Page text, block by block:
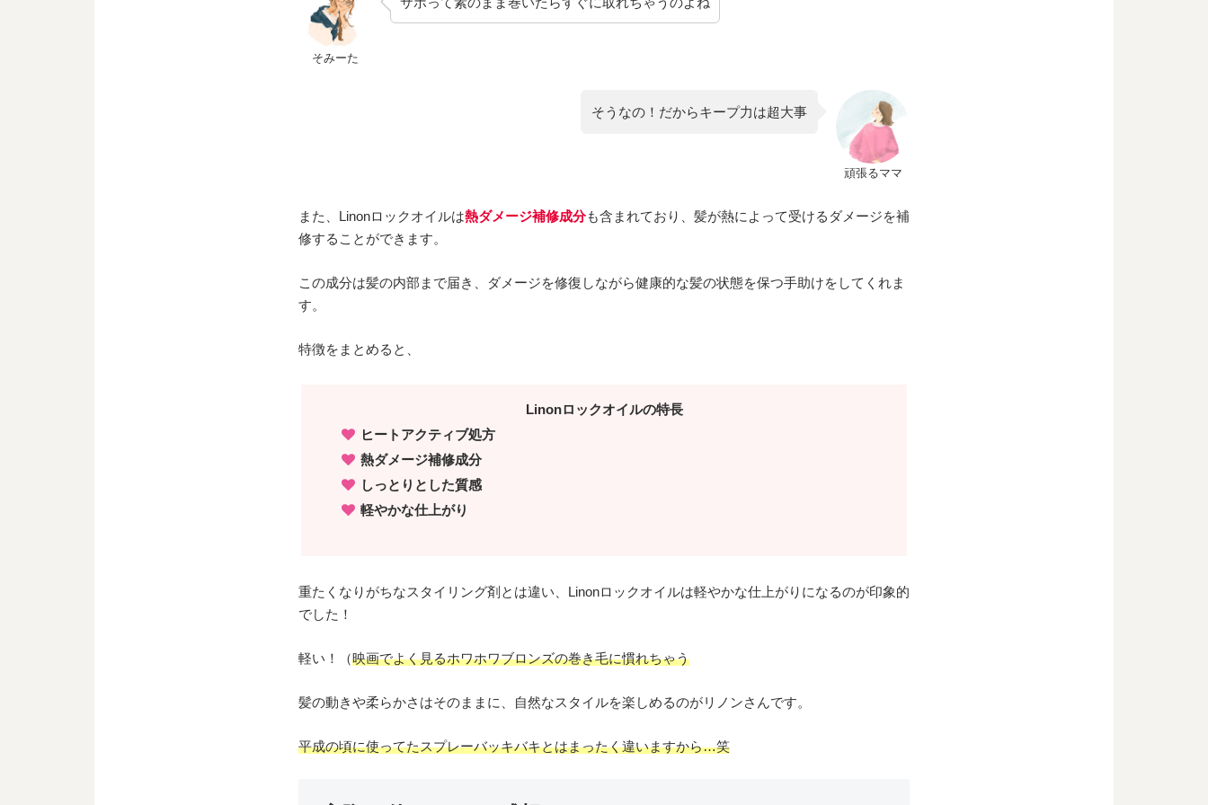
そみーた
頑張るママ
そうなの！だからキープ力は超大事
また、Linonロックオイルは熱ダメージ補修成分も含まれており、髪が熱によって受けるダメージを補
修することができます。
この成分は髪の内部まで届き、ダメージを修復しながら健康的な髪の状態を保つ手助けをしてくれま
す。
特徴をまとめると、
Linonロックオイルの特長
ヒートアクティブ処方
熱ダメージ補修成分
しっとりとした質感
軽やかな仕上がり
重たくなりがちなスタイリング剤とは違い、Linonロックオイルは軽やかな仕上がりになるのが印象的
でした！
軽い！（映画でよく見るホワホワブロンズの巻き毛に慣れちゃう
髪の動きや柔らかさはそのままに、自然なスタイルを楽しめるのがリノンさんです。
平成の頃に使ってたスプレーバッキバキとはまったく違いますから…笑